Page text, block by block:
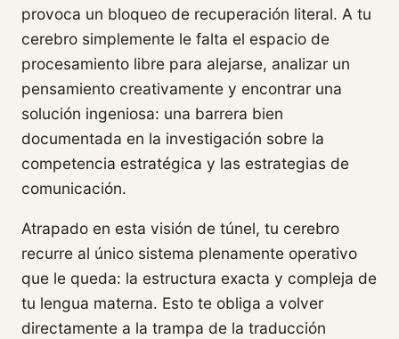
provoca un bloqueo de recuperación literal. A tu
cerebro simplemente le falta el espacio de
procesamiento libre para alejarse, analizar un
pensamiento creativamente y encontrar una
solución ingeniosa: una barrera bien
documentada en la investigación sobre la
competencia estratégica y las estrategias de
comunicación.
Atrapado en esta visión de túnel, tu cerebro
recurre al único sistema plenamente operativo
que le queda: la estructura exacta y compleja de
tu lengua materna. Esto te obliga a volver
directamente a la trampa de la traducción